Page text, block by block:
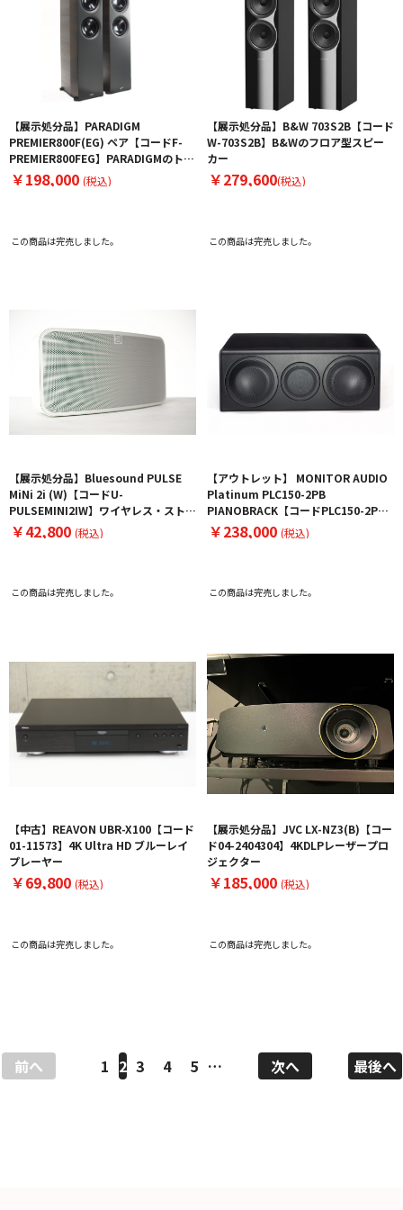
【展示処分品】PARADIGM
PREMIER800F(EG) ペア【コードF-
PREMIER800FEG】PARADIGMのトー
ルボーイスピーカー
￥198,000 (税込)
この商品は完売しました。
【展示処分品】B&W 703S2B【コード
W-703S2B】B&Wのフロア型スピー
カー
￥279,600(税込)
この商品は完売しました。
【展示処分品】Bluesound PULSE
MiNi 2i (W)【コードU-
PULSEMINI2IW】ワイヤレス・ストリ
ーミング・スピーカー
￥42,800 (税込)
この商品は完売しました。
【アウトレット】 MONITOR AUDIO
Platinum PLC150-2PB
PIANOBRACK【コードPLC150-2PB-
O】センタースピーカー
￥238,000 (税込)
この商品は完売しました。
【中古】REAVON UBR-X100【コード
01-11573】4K Ultra HD ブルーレイ
プレーヤー
￥69,800 (税込)
この商品は完売しました。
【展示処分品】JVC LX-NZ3(B)【コー
ド04-2404304】4KDLPレーザープロ
ジェクター
￥185,000 (税込)
この商品は完売しました。
前へ 1 2 3 4 5 … 次へ 最後へ